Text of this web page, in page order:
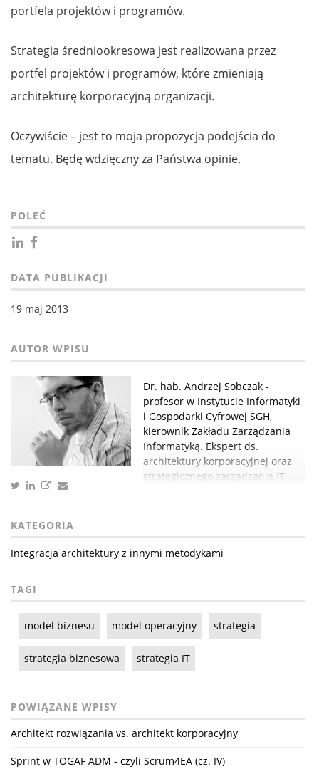
portfela projektów i programów.
Strategia średniookresowa jest realizowana przez
portfel projektów i programów, które zmieniają
architekturę korporacyjną organizacji.
Oczywiście – jest to moja propozycja podejścia do
tematu. Będę wdzięczny za Państwa opinie.
POLEĆ
DATA PUBLIKACJI
19 maj 2013
Dr. hab. Andrzej Sobczak -
profesor w Instytucie Informatyki
i Gospodarki Cyfrowej SGH,
kierownik Zakładu Zarządzania
Informatyką. Ekspert ds.
architektury korporacyjnej oraz
strategicznego zarządzania IT.
KATEGORIA
Integracja architektury z innymi metodykami
TAGI
model biznesu model operacyjny strategia
strategia biznesowa strategia IT
POWIĄZANE WPISY
Architekt rozwiązania vs. architekt korporacyjny
Sprint w TOGAF ADM - czyli Scrum4EA (cz. IV)